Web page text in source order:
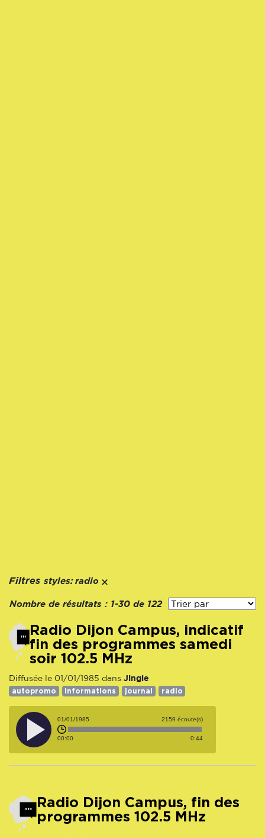
Filtres styles: radio
Nombre de résultats : 1-30 de 122
Radio Dijon Campus, indicatif
fin des programmes samedi
soir 102.5 MHz
Diffusée le 01/01/1985 dans Jingle
autopromo informations journal radio
01/01/1985 2159 écoute(s)
00:00 0:44
Radio Dijon Campus, fin des
programmes 102.5 MHz